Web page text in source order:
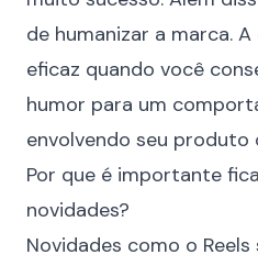
de humanizar a marca.
eficaz quando você
humor para um
envolvendo seu produto
Por que é importante
novidades?
Novidades como o